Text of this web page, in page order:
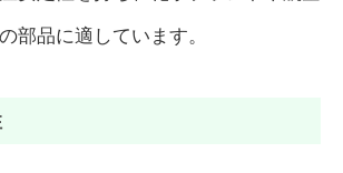
部品に適しています。